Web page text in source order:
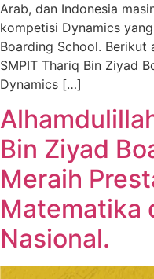
Arab, dan Indonesia
kompetisi Dynamics
Boarding School. Berikut
SMPIT Thariq Bin Ziyad
Dynamics […]
Bin Ziyad
Meraih
Matematika
Nasional.